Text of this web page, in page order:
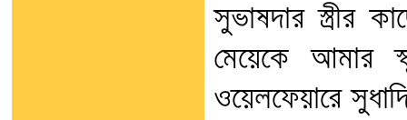
সুভাষদার স্ত্রীর
মেয়েকে আমার
ওয়েলফেয়ারে